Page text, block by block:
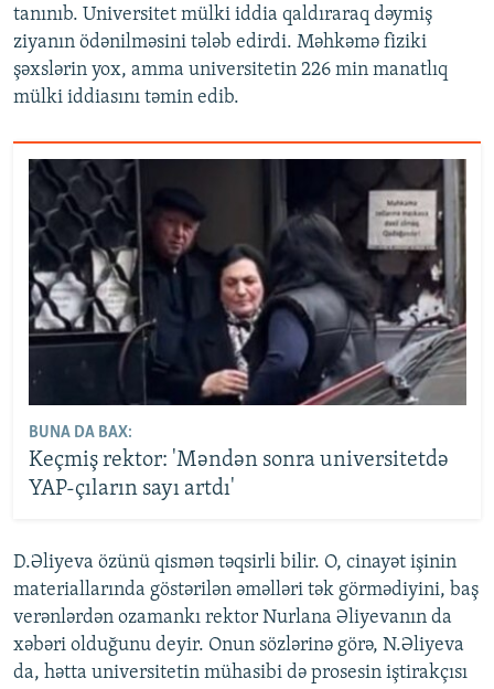
tanınıb. Universitet mülki iddia qaldıraraq dəymiş
ziyanın ödənilməsini tələb edirdi. Məhkəmə fiziki
şəxslərin yox, amma universitetin 226 min manatlıq
mülki iddiasını təmin edib.
BUNA DA BAX:
Keçmiş rektor: 'Məndən sonra universitetdə
YAP-çıların sayı artdı'
D.Əliyeva özünü qismən təqsirli bilir. O, cinayət işinin
materiallarında göstərilən əməlləri tək görmədiyini, baş
verənlərdən ozamankı rektor Nurlana Əliyevanın da
xəbəri olduğunu deyir. Onun sözlərinə görə, N.Əliyeva
da, hətta universitetin mühasibi də prosesin iştirakçısı